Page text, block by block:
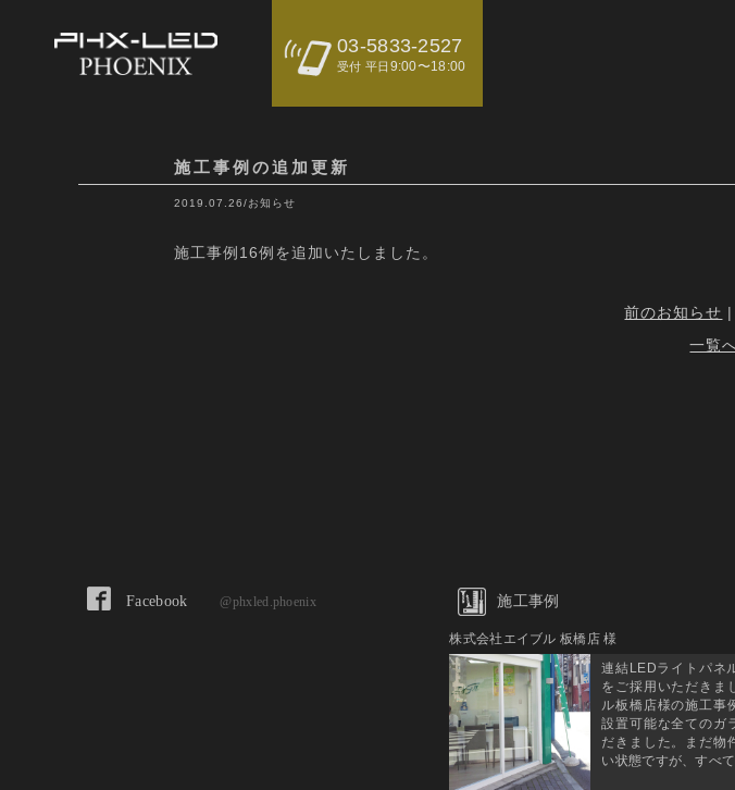
03-5833-2527
受付 平日 9:00〜18:00
施工事例の追加更新
2019.07.26/お知らせ
施工事例16例を追加いたしました。
前のお知らせ |
一覧
Facebook @phxled.phoenix 施工事例
株式会社エイブル 板橋店 様
連結LEDライトパネ
をご採用いただきま
ル板橋店様の施工事
設置可能な全てのガ
だきました。まだ物
い状態ですが、すべ